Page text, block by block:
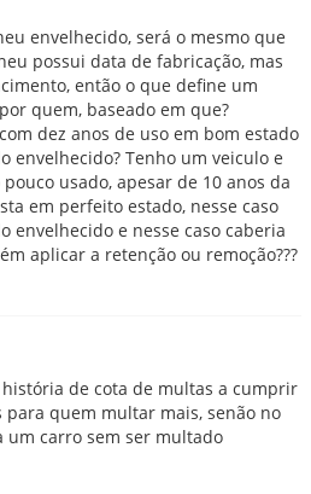
envelhecido, será o mesmo que
possui data de fabricação, mas
então o que define um
quem, baseado em que?
dez anos de uso em bom estado
envelhecido? Tenho um veiculo e
usado, apesar de 10 anos da
em perfeito estado, nesse caso
envelhecido e nesse caso caberia
aplicar a retenção ou remoção???
de cota de multas a cumprir
para quem multar mais, senão no
um carro sem ser multado